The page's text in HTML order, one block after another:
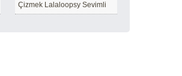
Çizmek Lalaloopsy Sevimli